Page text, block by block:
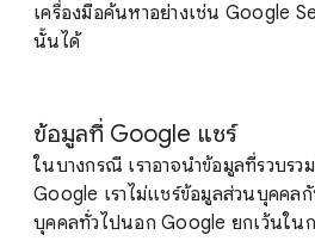
เครื่องมือค้นหาอย่างเช่น Google
นั้นได้
ข้อมูลที่ Google แชร์
ในบางกรณี เราอาจนำข้อมูลที่รวบร
Google เราไม่แชร์ข้อมูลส่วนบุคคล
บุคคลทั่วไปนอก Google ยกเว้นใน